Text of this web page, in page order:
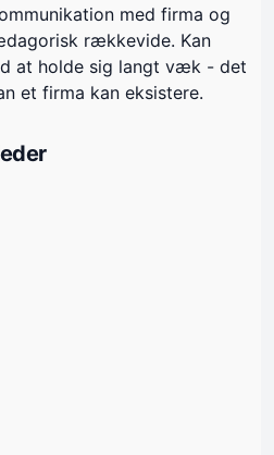
med firma og
rækkevide. Kan
at holde sig langt væk - det
et firma kan eksistere.